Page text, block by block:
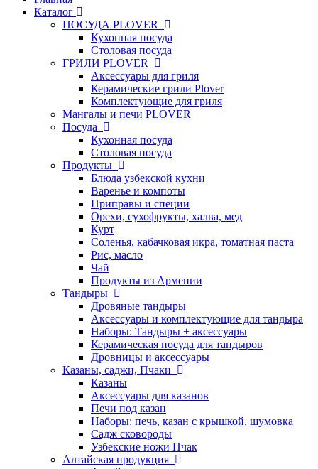
Каталог
ПОСУДА PLOVER
Кухонная посуда
Столовая посуда
ГРИЛИ PLOVER
Аксессуары для гриля
Керамические грили Plover
Комплектующие для гриля
Мангалы и печи PLOVER
Посуда
Кухонная посуда
Столовая посуда
Продукты
Блюда узбекской кухни
Варенье и компоты
Приправы и специи
Орехи, сухофрукты, халва, мед
Курт
Соленья, кабачковая икра, томатная паста
Рис, масло
Чай
Продукты из Армении
Тандыры
Дровяные тандыры
Аксессуары и комплектующие для тандыра
Наборы: Тандыры + аксессуары
Керамическая посуда для тандыров
Дровницы и аксессуары
Казаны, саджи, Пчаки
Казаны
Аксессуары для казанов
Печи под казан
Наборы: печь, казан с крышкой, шумовка
Садж сковороды
Узбекские ножи Пчак
Алтайская продукция